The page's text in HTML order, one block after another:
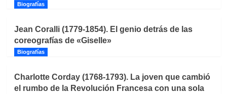
Biografías
Jean Coralli (1779-1854). El genio detrás de las
coreografías de «Giselle»
Biografías
Charlotte Corday (1768-1793). La joven que cambió
el rumbo de la Revolución Francesa con una sola